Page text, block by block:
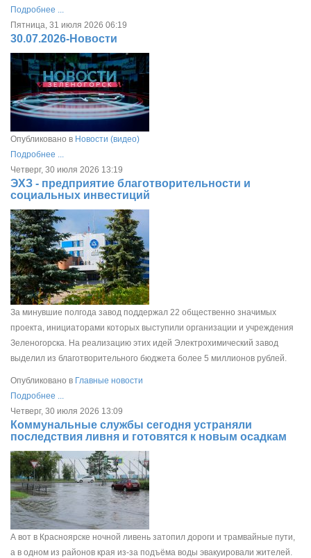
Подробнее ...
Пятница, 31 июля 2026 06:19
30.07.2026-Новости
Опубликовано в Новости (видео)
Подробнее ...
Четверг, 30 июля 2026 13:19
ЭХЗ - предприятие благотворительности и
социальных инвестиций
За минувшие полгода завод поддержал 22 общественно значимых
проекта, инициаторами которых выступили организации и учреждения
Зеленогорска. На реализацию этих идей Электрохимический завод
выделил из благотворительного бюджета более 5 миллионов рублей.
Опубликовано в Главные новости
Подробнее ...
Четверг, 30 июля 2026 13:09
Коммунальные службы сегодня устраняли
последствия ливня и готовятся к новым осадкам
А вот в Красноярске ночной ливень затопил дороги и трамвайные пути,
а в одном из районов края из-за подъёма воды эвакуировали жителей.